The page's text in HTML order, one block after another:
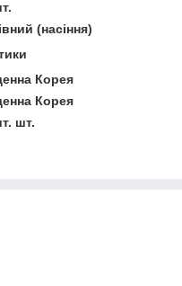
(насіння)
Корея
Корея
шт.